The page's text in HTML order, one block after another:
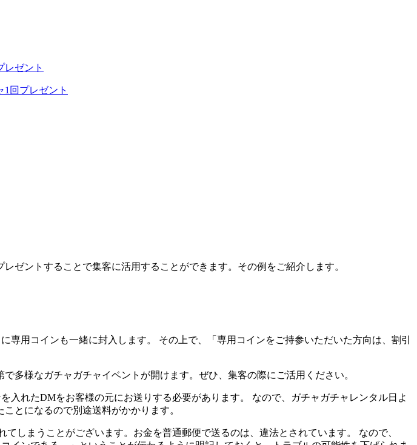
レゼント
回プレゼント
ゼントすることで集客に活用することができます。その例をご紹介します。
用コインも一緒に封入します。 その上で、「専用コインをご持参いただいた方向は、割引
多様なガチャガチャイベントが開けます。ぜひ、集客の際にご活用ください。
れたDMをお客様の元にお送りする必要があります。 なので、ガチャガチャレンタル日よ
ことになるので別途送料がかかります。
てしまうことがございます。お金を普通郵便で送るのは、違法とされています。 なので、